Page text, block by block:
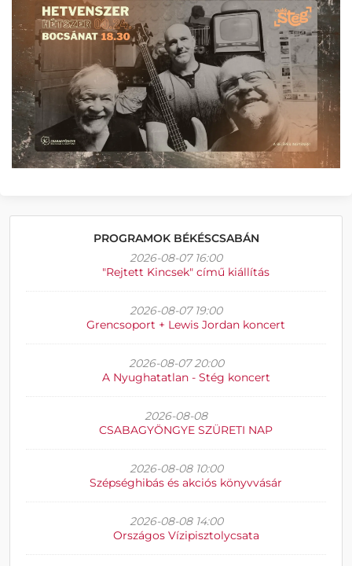
PROGRAMOK BÉKÉSCSABÁN
2026-08-07 16:00
"Rejtett Kincsek" című kiállítás
2026-08-07 19:00
Grencsoport + Lewis Jordan koncert
2026-08-07 20:00
A Nyughatatlan - Stég koncert
2026-08-08
CSABAGYÖNGYE SZÜRETI NAP
2026-08-08 10:00
Szépséghibás és akciós könyvvásár
2026-08-08 14:00
Országos Vízipisztolycsata